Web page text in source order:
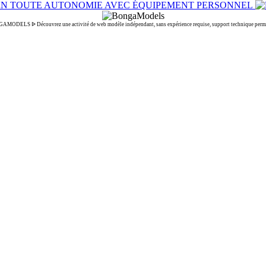
ᐉ Découvrez une activité de web modèle indépendant, sans expérience requise, support technique